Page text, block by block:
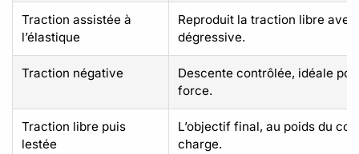
Traction assistée à
l’élastique
Reproduit la traction libre
dégressive.
Traction négative
Descente contrôlée, idéale
force.
Traction libre puis
lestée
L’objectif final, au poids du
charge.